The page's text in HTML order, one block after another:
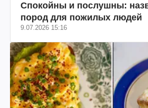
Спокойны и послушны:
пород для пожилых людей
9.07.2026 15:16